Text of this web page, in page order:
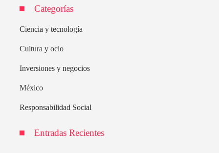
Categorías
Ciencia y tecnología
Cultura y ocio
Inversiones y negocios
México
Responsabilidad Social
Entradas Recientes